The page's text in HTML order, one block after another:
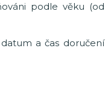
podle věku (od
a čas doručení